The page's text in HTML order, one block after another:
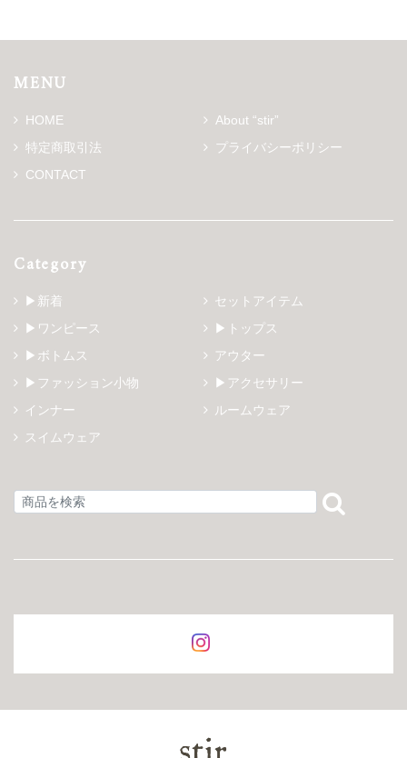
MENU
HOME
About “stir”
特定商取引法
プライバシーポリシー
CONTACT
Category
▶新着
セットアイテム
▶ワンピース
▶トップス
▶ボトムス
アウター
▶ファッション小物
▶アクセサリー
インナー
ルームウェア
スイムウェア